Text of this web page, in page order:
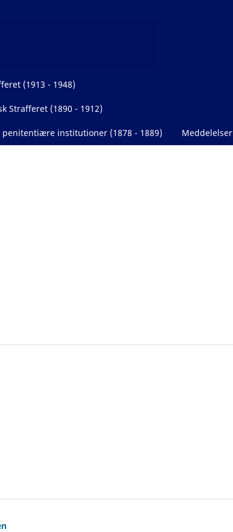
(1913 - 1948)
Strafferet (1890 - 1912)
institutioner (1878 - 1889) Meddelelser